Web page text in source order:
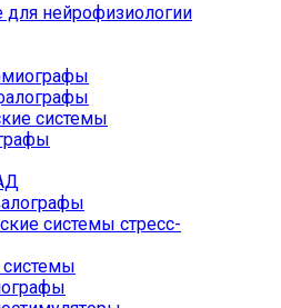
для нейрофизиологии
системы
системы стресс-
системы